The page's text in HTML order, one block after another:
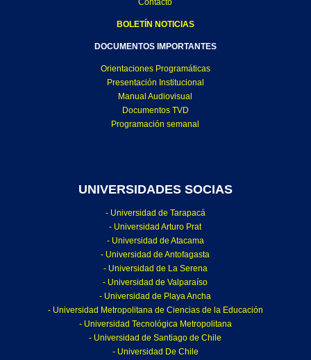
Contacto
BOLETÍN NOTICIAS
DOCUMENTOS IMPORTANTES
Orientaciones Programáticas
Presentación Institucional
Manual Audiovisual
Documentos TVD
Programación semanal
UNIVERSIDADES SOCIAS
- Universidad de Tarapacá
- Universidad Arturo Prat
- Universidad de Atacama
- Universidad de Antofagasta
- Universidad de La Serena
- Universidad de Valparaíso
- Universidad de Playa Ancha
- Universidad Metropolitana de Ciencias de la Educación
- Universidad Tecnológica Metropolitana
- Universidad de Santiago de Chile
- Universidad De Chile